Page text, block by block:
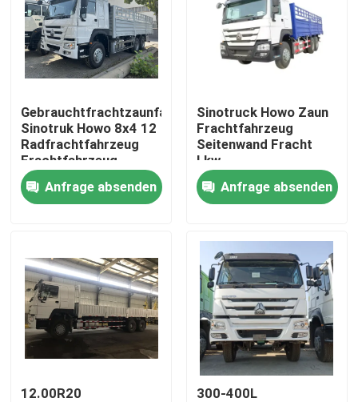
Videos
Fabrik-Ausflug
Qualitätskontrolle
Fordern Sie ein Zitat
Gebrauchte Muldenkipper
Verwendete Tipper Trucks
Gebrauchtfrachtzaunfahrzeug
Sinotruk Howo 8x4 12
Radfrachtfahrzeug
Frachtfahrzeug
Lastwagen
Anfrage absenden
Sinotruck Howo Zaun
Frachtfahrzeug
Seitenwand Fracht
Lkw
Transportfahrzeug
6X4
Schwerlastfahrzeug
Anfrage absenden
12.00R20
300-400L